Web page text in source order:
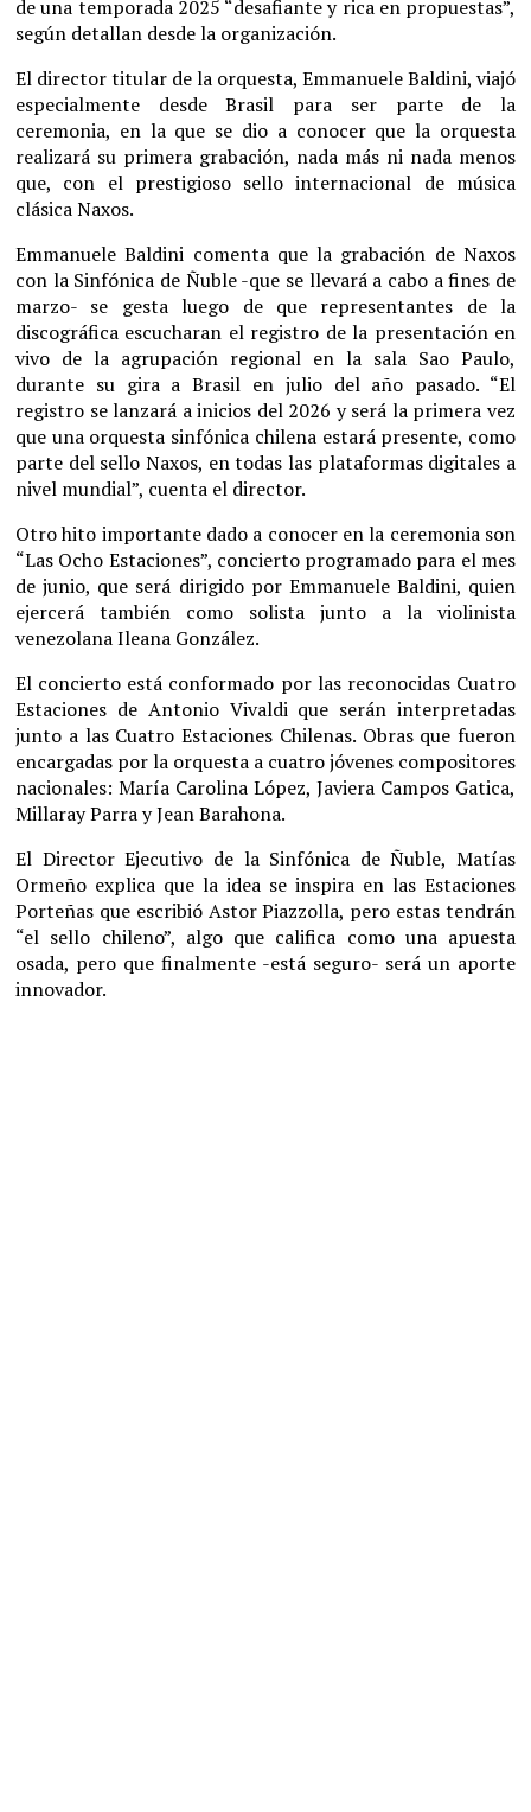
de una temporada 2025 “desafiante y rica en propuestas”,
según detallan desde la organización.
El director titular de la orquesta, Emmanuele Baldini, viajó
especialmente desde Brasil para ser parte de la
ceremonia, en la que se dio a conocer que la orquesta
realizará su primera grabación, nada más ni nada menos
que, con el prestigioso sello internacional de música
clásica Naxos.
Emmanuele Baldini comenta que la grabación de Naxos
con la Sinfónica de Ñuble -que se llevará a cabo a fines de
marzo- se gesta luego de que representantes de la
discográfica escucharan el registro de la presentación en
vivo de la agrupación regional en la sala Sao Paulo,
durante su gira a Brasil en julio del año pasado. “El
registro se lanzará a inicios del 2026 y será la primera vez
que una orquesta sinfónica chilena estará presente, como
parte del sello Naxos, en todas las plataformas digitales a
nivel mundial”, cuenta el director.
Otro hito importante dado a conocer en la ceremonia son
“Las Ocho Estaciones”, concierto programado para el mes
de junio, que será dirigido por Emmanuele Baldini, quien
ejercerá también como solista junto a la violinista
venezolana Ileana González.
El concierto está conformado por las reconocidas Cuatro
Estaciones de Antonio Vivaldi que serán interpretadas
junto a las Cuatro Estaciones Chilenas. Obras que fueron
encargadas por la orquesta a cuatro jóvenes compositores
nacionales: María Carolina López, Javiera Campos Gatica,
Millaray Parra y Jean Barahona.
El Director Ejecutivo de la Sinfónica de Ñuble, Matías
Ormeño explica que la idea se inspira en las Estaciones
Porteñas que escribió Astor Piazzolla, pero estas tendrán
“el sello chileno”, algo que califica como una apuesta
osada, pero que finalmente -está seguro- será un aporte
innovador.